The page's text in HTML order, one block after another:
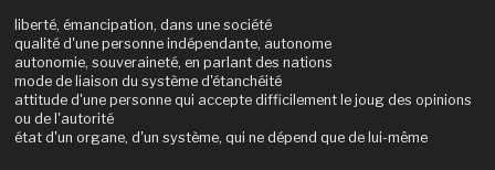
liberté, émancipation, dans une société
qualité d'une personne indépendante, autonome
autonomie, souveraineté, en parlant des nations
mode de liaison du système d'étanchéité
attitude d'une personne qui accepte difficilement le joug des opinions
ou de l'autorité
état d'un organe, d'un système, qui ne dépend que de lui-même